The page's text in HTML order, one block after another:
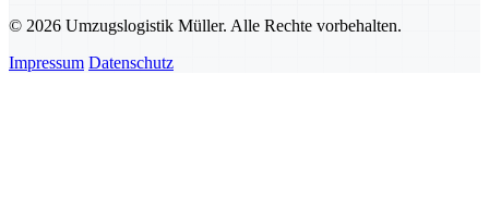
© 2026 Umzugslogistik Müller. Alle Rechte vorbehalten.
Impressum Datenschutz